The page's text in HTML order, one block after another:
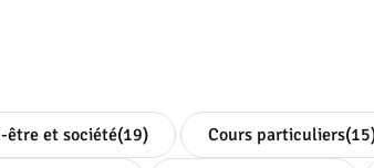
être et société(19) Cours particuliers